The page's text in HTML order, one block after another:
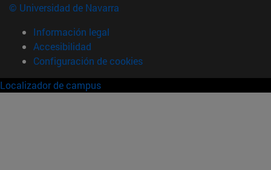
© Universidad de Navarra
Información legal
Accesibilidad
Configuración de cookies
Localizador de campus